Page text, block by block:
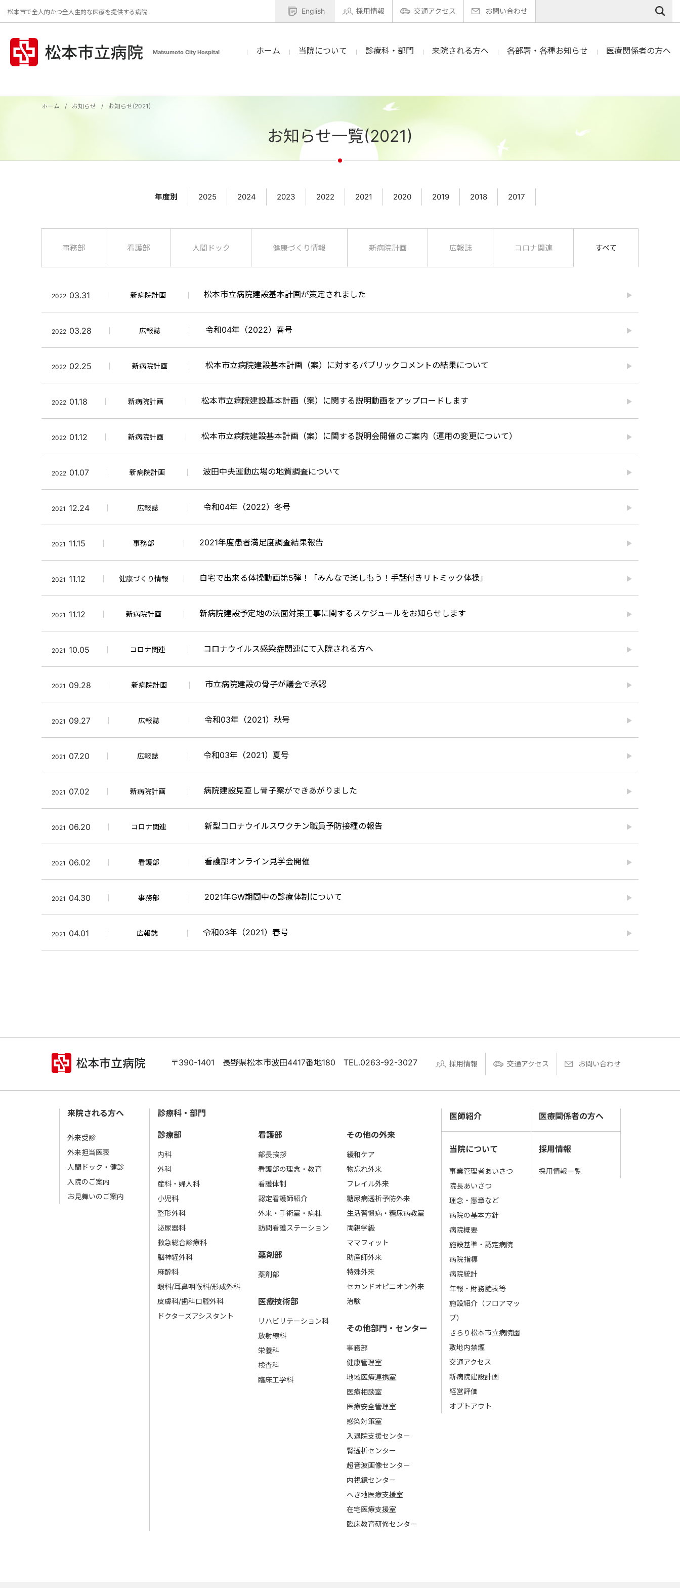
松本市で全人的かつ全人生的な医療を提供する病院 English 採用情報 交通アクセス お問い合わせ
Matsumoto City Hospital ホーム 当院について 診療科・部門 来院される方へ 各部署・各種お知らせ 医療関係者の方へ
ホーム お知らせ お知らせ(2021)
お知らせ一覧(2021)
年度別 2025 2024 2023 2022 2021 2020 2019 2018 2017
事務部 看護部 人間ドック 健康づくり情報 新病院計画 広報誌 コロナ関連 すべて
2022 03.31 新病院計画 松本市立病院建設基本計画が策定されました
2022 03.28 広報誌 令和04年（2022）春号
2022 02.25 新病院計画 松本市立病院建設基本計画（案）に対するパブリックコメントの結果について
2022 01.18 新病院計画 松本市立病院建設基本計画（案）に関する説明動画をアップロードします
2022 01.12 新病院計画 松本市立病院建設基本計画（案）に関する説明会開催のご案内（運用の変更について）
2022 01.07 新病院計画 波田中央運動広場の地質調査について
2021 12.24 広報誌 令和04年（2022）冬号
2021 11.15 事務部 2021年度患者満足度調査結果報告
2021 11.12 健康づくり情報 自宅で出来る体操動画第5弾！「みんなで楽しもう！手話付きリトミック体操」
2021 11.12 新病院計画 新病院建設予定地の法面対策工事に関するスケジュールをお知らせします
2021 10.05 コロナ関連 コロナウイルス感染症関連にて入院される方へ
2021 09.28 新病院計画 市立病院建設の骨子が議会で承認
2021 09.27 広報誌 令和03年（2021）秋号
2021 07.20 広報誌 令和03年（2021）夏号
2021 07.02 新病院計画 病院建設見直し骨子案ができあがりました
2021 06.20 コロナ関連 新型コロナウイルスワクチン職員予防接種の報告
2021 06.02 看護部 看護部オンライン見学会開催
2021 04.30 事務部 2021年GW期間中の診療体制について
2021 04.01 広報誌 令和03年（2021）春号
〒390-1401 長野県松本市波田4417番地180 TEL.0263-92-3027 採用情報 交通アクセス お問い合わせ
来院される方へ
外来受診
外来担当医表
人間ドック・健診
入院のご案内
お見舞いのご案内
診療科・部門
診療部
内科
外科
産科・婦人科
小児科
整形外科
泌尿器科
救急総合診療科
脳神経外科
麻酔科
眼科/耳鼻咽喉科/形成外科
皮膚科/歯科口腔外科
ドクターズアシスタント
看護部
部長挨拶
看護部の理念・教育
看護体制
認定看護師紹介
外来・手術室・病棟
訪問看護ステーション
薬剤部
薬剤部
医療技術部
リハビリテーション科
放射線科
栄養科
検査科
臨床工学科
その他の外来
緩和ケア
物忘れ外来
フレイル外来
糖尿病透析予防外来
生活習慣病・糖尿病教室
両親学級
ママフィット
助産師外来
特殊外来
セカンドオピニオン外来
治験
その他部門・センター
事務部
健康管理室
地域医療連携室
医療相談室
医療安全管理室
感染対策室
入退院支援センター
腎透析センター
超音波画像センター
内視鏡センター
へき地医療支援室
在宅医療支援室
臨床教育研修センター
医師紹介
当院について
事業管理者あいさつ
院長あいさつ
理念・憲章など
病院の基本⽅針
病院概要
施設基準・認定病院
病院指標
病院統計
年報・財務諸表等
施設紹介（フロアマッ
プ）
きらり松本市立病院園
敷地内禁煙
交通アクセス
新病院建設計画
経営評価
オプトアウト
医療関係者の方へ
採用情報
採用情報一覧